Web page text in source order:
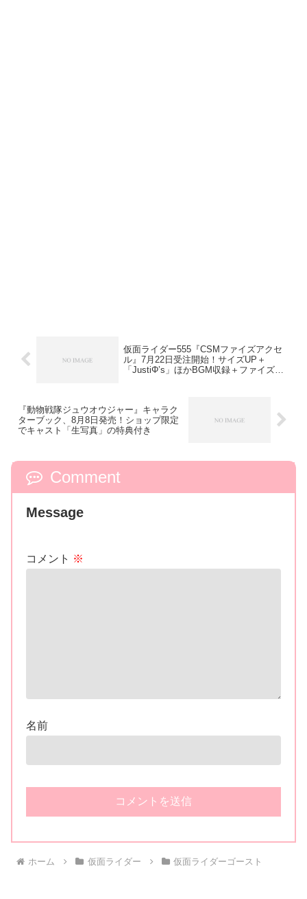
仮面ライダー555『CSMファイズアクセ
ル』7月22日受注開始！サイズUP＋
「JustiΦ’s」ほかBGM収録＋ファイズフ
『動物戦隊ジュウオウジャー』キャラク
ターブック、8月8日発売！ショップ限定
でキャスト「生写真」の特典付き
Comment
Message
コメント ※
名前
ホーム 仮面ライダー 仮面ライダーゴースト